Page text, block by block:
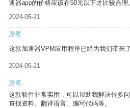
速器app的价格应该在50元以下才比较合理
2024-05-21
游客
这款加速器VPM应用程序已经为我们带来
2024-05-21
游客
这款软件非常实用，可以帮助我解决很多
查找资料、翻译语言、编写代码等。